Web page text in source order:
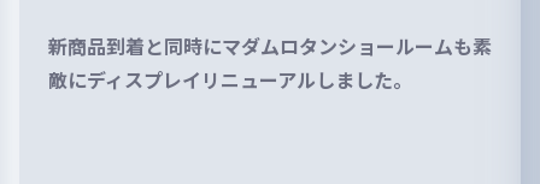
新商品到着と同時にマダムロタンショールームも素
敵にディスプレイリニューアルしました。